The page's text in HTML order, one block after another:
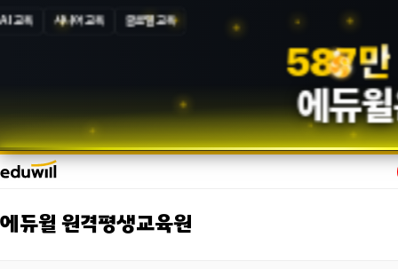
AI 교육 시니어 교육 글로벌 교육
587만
에듀윌
에듀윌 원격평생교육원